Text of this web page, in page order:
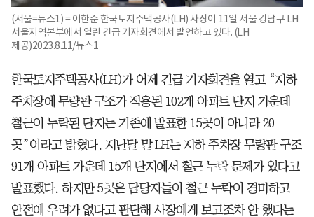
(서울=뉴스1) = 이한준 한국토지주택공사(LH) 사장이 11일 서울 강남구 LH
서울지역본부에서 열린 긴급 기자회견에서 발언하고 있다. (LH
제공)2023.8.11/뉴스1
한국토지주택공사(LH)가 어제 긴급 기자회견을 열고 “지하
주차장에 무량판 구조가 적용된 102개 아파트 단지 가운데
철근이 누락된 단지는 기존에 발표한 15곳이 아니라 20
곳”이라고 밝혔다. 지난달 말 LH는 지하 주차장 무량판 구조
91개 아파트 가운데 15개 단지에서 철근 누락 문제가 있다고
발표했다. 하지만 5곳은 담당자들이 철근 누락이 경미하고
안전에 우려가 없다고 판단해 사장에게 보고조차 안 했다는